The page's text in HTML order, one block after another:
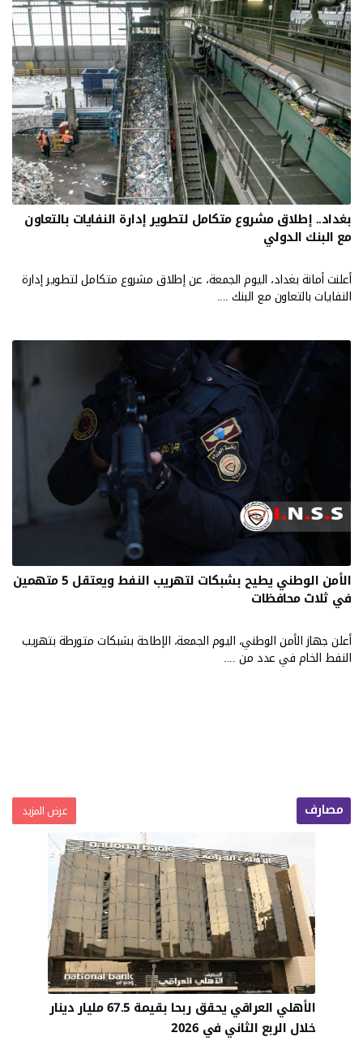
بغداد.. إطلاق مشروع متكامل لتطوير إدارة النفايات بالتعاون
مع البنك الدولي
أعلنت أمانة بغداد، اليوم الجمعة، عن إطلاق مشروع متكامل لتطوير إدارة
النفايات بالتعاون مع البنك ....
الأمن الوطني يطيح بشبكات لتهريب النفط ويعتقل 5 متهمين
في ثلاث محافظات
أعلن جهاز الأمن الوطني، اليوم الجمعة، الإطاحة بشبكات متورطة بتهريب
النفط الخام في عدد من ....
مصارف عرض المزيد
الأهلي العراقي يحقق ربحا بقيمة 67.5 مليار دينار
خلال الربع الثاني في 2026